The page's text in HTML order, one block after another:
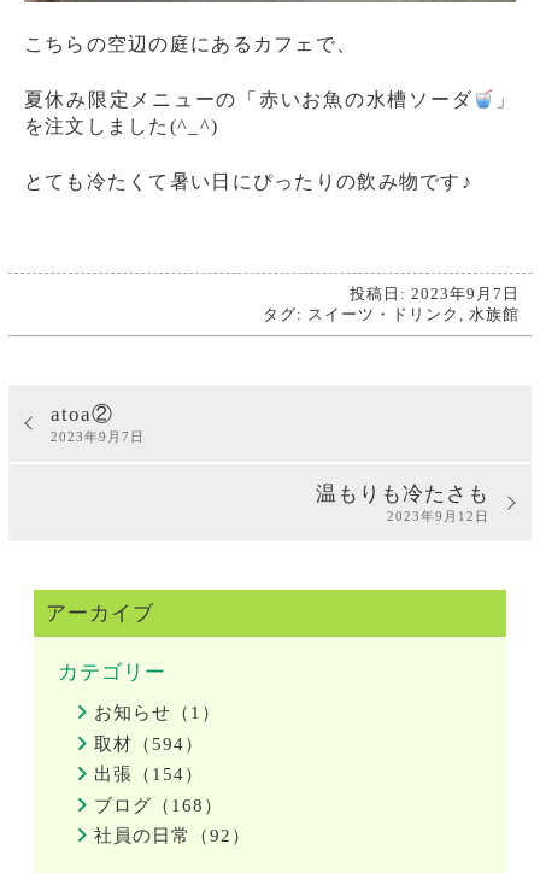
こちらの空辺の庭にあるカフェで、
夏休み限定メニューの「赤いお魚の水槽ソーダ
」
を注文しました(^_^)
とても冷たくて暑い日にぴったりの飲み物です♪
投稿日: 2023年9月7日
タグ: スイーツ・ドリンク,水族館
atoa②
2023年9月7日
温もりも冷たさも
2023年9月12日
アーカイブ
カテゴリー
お知らせ（1）
取材（594）
出張（154）
ブログ（168）
社員の日常（92）